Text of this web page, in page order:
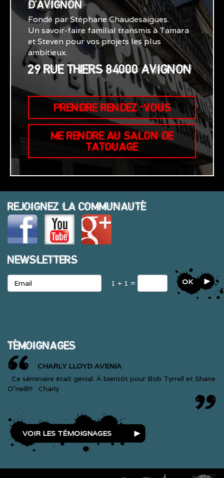
D'AVIGNON
Fondé par Stéphane Chaudesaigues.
Un savoir-faire familial transmis à Tamara
et Steven pour vos projets les plus
ambitieux.
29 RUE THIERS 84000 AVIGNON
PRENDRE RENDEZ-VOUS
ME RENDRE AU SALON DE
TATOUAGE
REJOIGNEZ LA COMMUNAUTÉ
NEWSLETTERS
1 + 1 = OK
TÉMOIGNAGES
CHARLY LLOYD AVENIA
Ce séminaire était génial. À bientôt pour Bob Tyrrell et Shane
O'neill!!! Charly
VOIR LES TÉMOIGNAGES